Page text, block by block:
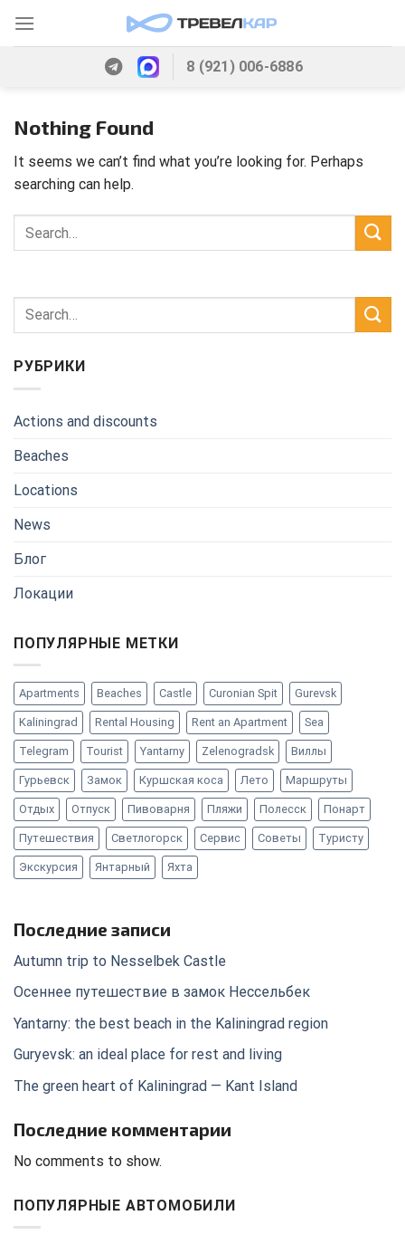
8 (921) 006-6886
Nothing Found
It seems we can’t find what you’re looking for. Perhaps
searching can help.
РУБРИКИ
Actions and discounts
Beaches
Locations
News
Блог
Локации
ПОПУЛЯРНЫЕ МЕТКИ
Apartments Beaches Castle Curonian Spit Gurevsk
Kaliningrad Rental Housing Rent an Apartment Sea
Telegram Tourist Yantarny Zelenogradsk Виллы
Гурьевск Замок Куршская коса Лето Маршруты
Отдых Отпуск Пивоварня Пляжи Полесск Понарт
Путешествия Светлогорск Сервис Советы Туристу
Экскурсия Янтарный Яхта
Последние записи
Autumn trip to Nesselbek Castle
Осеннее путешествие в замок Нессельбек
Yantarny: the best beach in the Kaliningrad region
Guryevsk: an ideal place for rest and living
The green heart of Kaliningrad — Kant Island
Последние комментарии
No comments to show.
ПОПУЛЯРНЫЕ АВТОМОБИЛИ